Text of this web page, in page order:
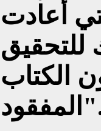
أعادت
للتحقيق
الكتاب